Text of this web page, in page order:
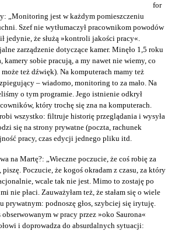
for
„Monitoring jest w każdym pomieszczeniu
Szef nie wytłumaczył pracownikom powodów
jedynie, że służą »kontroli jakości pracy«.
zarządzenie dotyczące kamer. Minęło 1,5 roku
kamery sobie pracują, a my nawet nie wiemy, co
też dźwięk). Na komputerach mamy też
– wiadomo, monitoring to za mało. Na
o tym programie. Jego istnienie odkrył
który trochę się zna na komputerach.
robi wszystko: filtruje historię przeglądania i wysyła
się na strony prywatne (poczta, rachunek
pracy, czas edycji jednego pliku itd.
na Martę?: „Wieczne poczucie, że coś robię za
Poczucie, że kogoś okradam z czasu, za który
wcale tak nie jest. Mimo to zostaję po
nie płaci. Zauważyłam też, że stałam się o wiele
prywatnym: podnoszę głos, szybciej się irytuję.
obserwowanym w pracy przez »oko Saurona«
i doprowadza do absurdalnych sytuacji: